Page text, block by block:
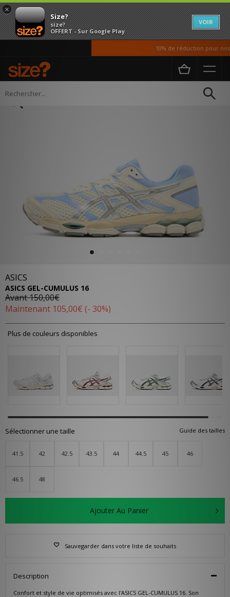
×
Size?
size?
OFFERT - Sur Google Play
VOIR
10% de réduction pour nos
Accueil Homme
ASICS
ASICS GEL-CUMULUS 16
Avant150,00€
Maintenant 105,00€ (- 30%)
Plus de couleurs disponibles
Guide des tailles
Sélectionner une taille
41.5 42 42.5 43.5 44 44.5 45 46
46.5 48
Ajouter Au Panier
Sauvegarder dans votre liste de souhaits
Description
Confort et style de vie optimisés avec l'ASICS GEL-CUMULUS 16. Son